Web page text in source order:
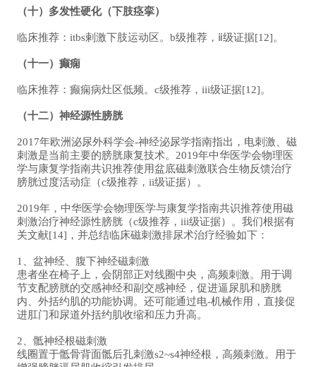
（十）多发性硬化（下肢痉挛）
临床推荐：itbs剌激下肢运动区。b级推荐，ⅱ级证据[12]。
（十一）癫痫
临床推荐：癫痫病灶区低频。c级推荐，iii级证据[12]。
（十二）神经源性膀胱
2017年欧洲泌尿外科学会-神经泌尿学指南指出，电刺激、磁
刺激是当前主要的膀胱康复技术。2019年中华医学会物理医
学与康复学指南共识推荐使用盆底磁刺激联合生物反馈治疗
膀胱过度活动症（c级推荐，ii级证据）。
2019年，中华医学会物理医学与康复学指南共识推荐使用磁
刺激治疗神经源性膀胱（c级推荐，iii级证据）。我们根据有
关文献[14]，并总结临床磁刺激排尿术治疗经验如下：
1、盆神经、腹下神经磁刺激
患者坐在椅子上，会阴部正对线圈中央，高频刺激。用于调
节支配膀胱的交感神经和副交感神经，促进逼尿肌和膀胱
内、外括约肌的功能协调。还可能通过电-机械作用，直接促
进肛门和尿道外括约肌收缩和压力升高。
2、骶神经根磁刺激
线圈置于骶骨背面骶后孔刺激s2~s4神经根，高频刺激。用于